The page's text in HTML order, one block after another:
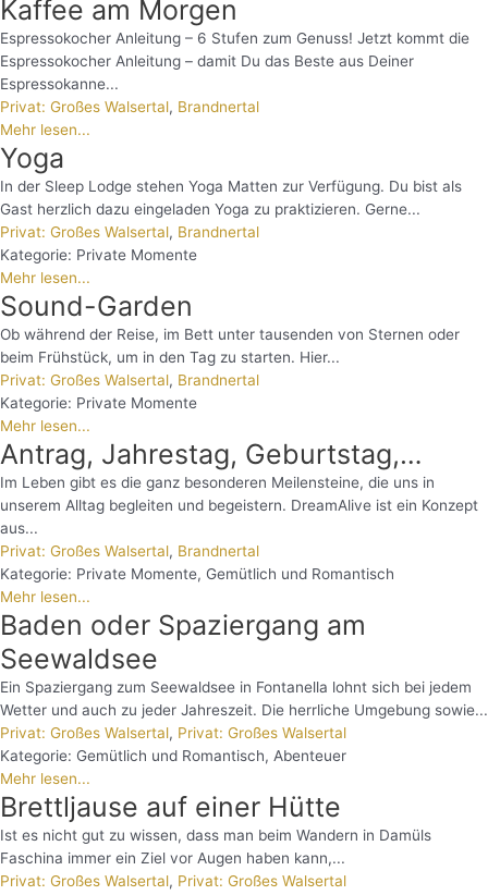
Kaffee am Morgen
Espressokocher Anleitung – 6 Stufen zum Genuss! Jetzt kommt die
Espressokocher Anleitung – damit Du das Beste aus Deiner
Espressokanne...
Privat: Großes Walsertal, Brandnertal
Mehr lesen...
Yoga
In der Sleep Lodge stehen Yoga Matten zur Verfügung. Du bist als
Gast herzlich dazu eingeladen Yoga zu praktizieren. Gerne...
Privat: Großes Walsertal, Brandnertal
Kategorie: Private Momente
Mehr lesen...
Sound-Garden
Ob während der Reise, im Bett unter tausenden von Sternen oder
beim Frühstück, um in den Tag zu starten. Hier...
Privat: Großes Walsertal, Brandnertal
Kategorie: Private Momente
Mehr lesen...
Antrag, Jahrestag, Geburtstag,…
Im Leben gibt es die ganz besonderen Meilensteine, die uns in
unserem Alltag begleiten und begeistern. DreamAlive ist ein Konzept
aus...
Privat: Großes Walsertal, Brandnertal
Kategorie: Private Momente, Gemütlich und Romantisch
Mehr lesen...
Baden oder Spaziergang am
Seewaldsee
Ein Spaziergang zum Seewaldsee in Fontanella lohnt sich bei jedem
Wetter und auch zu jeder Jahreszeit. Die herrliche Umgebung sowie...
Privat: Großes Walsertal, Privat: Großes Walsertal
Kategorie: Gemütlich und Romantisch, Abenteuer
Mehr lesen...
Brettljause auf einer Hütte
Ist es nicht gut zu wissen, dass man beim Wandern in Damüls
Faschina immer ein Ziel vor Augen haben kann,...
Privat: Großes Walsertal, Privat: Großes Walsertal